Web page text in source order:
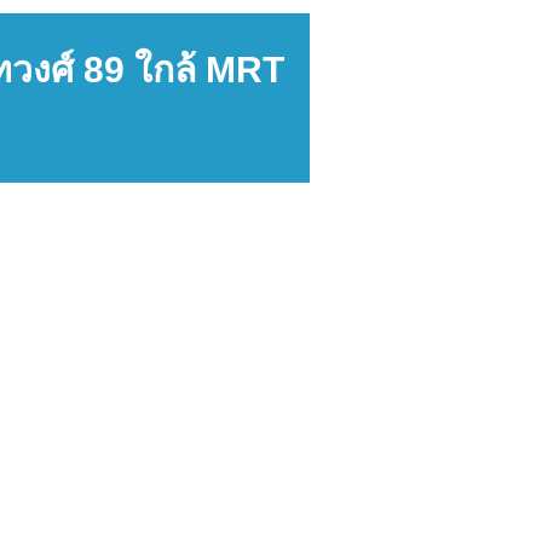
งศ์ 89 ใกล้ MRT